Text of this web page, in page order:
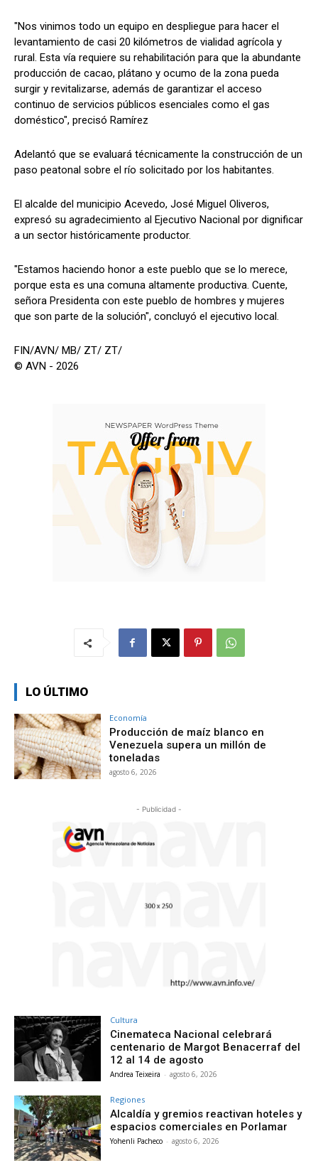
"Nos vinimos todo un equipo en despliegue para hacer el
levantamiento de casi 20 kilómetros de vialidad agrícola y
rural. Esta vía requiere su rehabilitación para que la abundante
producción de cacao, plátano y ocumo de la zona pueda
surgir y revitalizarse, además de garantizar el acceso
continuo de servicios públicos esenciales como el gas
doméstico", precisó Ramírez
Adelantó que se evaluará técnicamente la construcción de un
paso peatonal sobre el río solicitado por los habitantes.
El alcalde del municipio Acevedo, José Miguel Oliveros,
expresó su agradecimiento al Ejecutivo Nacional por dignificar
a un sector históricamente productor.
"Estamos haciendo honor a este pueblo que se lo merece,
porque esta es una comuna altamente productiva. Cuente,
señora Presidenta con este pueblo de hombres y mujeres
que son parte de la solución", concluyó el ejecutivo local.
FIN/AVN/ MB/ ZT/ ZT/
© AVN - 2026
LO ÚLTIMO
Economía
Producción de maíz blanco en
Venezuela supera un millón de
toneladas
agosto 6, 2026
- Publicidad -
Cultura
Cinemateca Nacional celebrará
centenario de Margot Benacerraf del
12 al 14 de agosto
Andrea Teixeira - agosto 6, 2026
Regiones
Alcaldía y gremios reactivan hoteles y
espacios comerciales en Porlamar
Yohenli Pacheco - agosto 6, 2026